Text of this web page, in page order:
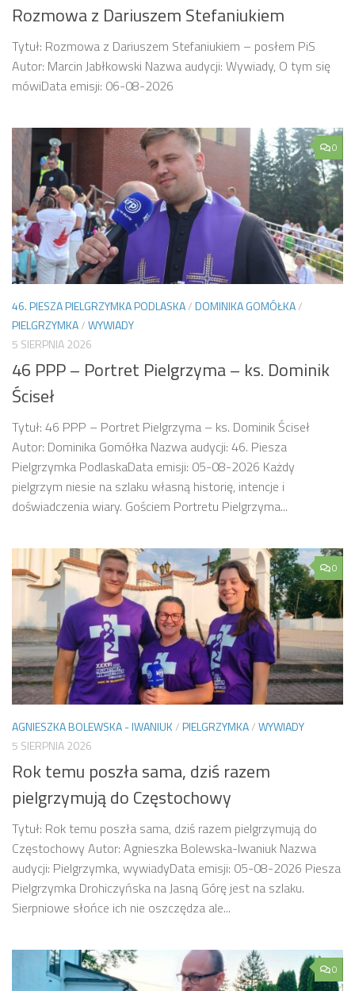
Rozmowa z Dariuszem Stefaniukiem
Tytuł: Rozmowa z Dariuszem Stefaniukiem – posłem PiS
Autor: Marcin Jabłkowski Nazwa audycji: Wywiady, O tym się
mówiData emisji: 06-08-2026
0
46. PIESZA PIELGRZYMKA PODLASKA/DOMINIKA GOMÓŁKA/
PIELGRZYMKA/WYWIADY
5 SIERPNIA 2026
46 PPP – Portret Pielgrzyma – ks. Dominik
Ściseł
Tytuł: 46 PPP – Portret Pielgrzyma – ks. Dominik Ściseł
Autor: Dominika Gomółka Nazwa audycji: 46. Piesza
Pielgrzymka PodlaskaData emisji: 05-08-2026 Każdy
pielgrzym niesie na szlaku własną historię, intencje i
doświadczenia wiary. Gościem Portretu Pielgrzyma...
0
AGNIESZKA BOLEWSKA - IWANIUK/PIELGRZYMKA/WYWIADY
5 SIERPNIA 2026
Rok temu poszła sama, dziś razem
pielgrzymują do Częstochowy
Tytuł: Rok temu poszła sama, dziś razem pielgrzymują do
Częstochowy Autor: Agnieszka Bolewska-Iwaniuk Nazwa
audycji: Pielgrzymka, wywiadyData emisji: 05-08-2026 Piesza
Pielgrzymka Drohiczyńska na Jasną Górę jest na szlaku.
Sierpniowe słońce ich nie oszczędza ale...
0